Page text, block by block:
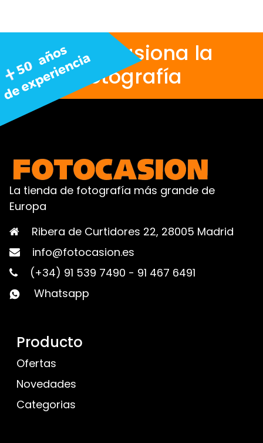
Nos apasiona la
fotografía
La tienda de fotografía más grande de
Europa
Ribera de Curtidores 22, 28005 Madrid
info@fotocasion.es
(+34) 91 539 7490 - 91 467 6491
Whatsapp
Producto
Ofertas
Novedades
Categorias